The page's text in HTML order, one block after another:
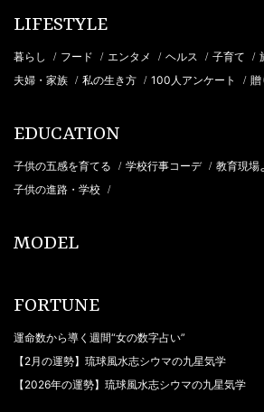
LIFESTYLE
暮らし / フード / エンタメ / ヘルス / 子育て /
夫婦・家族 / 私の生き方 / 100人アンケート / 贈
EDUCATION
子供の五感を育てる / 学校行事コーデ / 教育現場
子供の進路・学校 /
MODEL
FORTUNE
運命数から導く週間“女の数字占い”
【2月の運勢】琉球風水志シウマの九星気学
【2026年の運勢】琉球風水志シウマの九星気学